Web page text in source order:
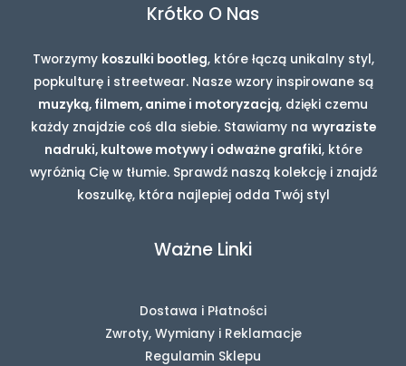
Krótko O Nas
Tworzymy koszulki bootleg, które łączą unikalny styl,
popkulturę i streetwear. Nasze wzory inspirowane są
muzyką, filmem, anime i motoryzacją, dzięki czemu
każdy znajdzie coś dla siebie. Stawiamy na wyraziste
nadruki, kultowe motywy i odważne grafiki, które
wyróżnią Cię w tłumie. Sprawdź naszą kolekcję i znajdź
koszulkę, która najlepiej odda Twój styl
Ważne Linki
Dostawa i Płatności
Zwroty, Wymiany i Reklamacje
Regulamin Sklepu